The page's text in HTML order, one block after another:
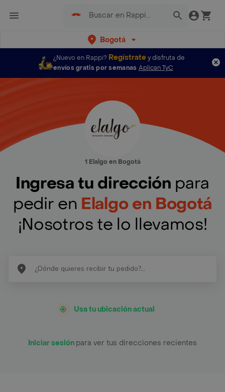
Bogotá
¿Nuevo en Rappi? Regístratey disfruta de
envíos gratis por semanas Aplican TyC
1 Elalgo en Bogotá
Ingresa tu dirección para
pedir en Elalgo en Bogotá
¡Nosotros te lo llevamos!
Usa tu ubicación actual
Iniciar sesión para ver tus direcciones recientes